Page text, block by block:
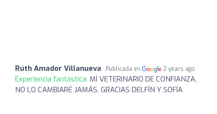
Rúth Amador Villanueva Publicada en 2 years ago
Experiencia fantástica: MÍ VETERINARIO DE CONFIANZA,
NO LO CAMBIARÉ JAMÁS, GRACIAS DELFÍN Y SOFÍA